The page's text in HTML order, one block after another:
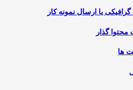
یا ارسال نمونه کار
محتوا گذار
ها